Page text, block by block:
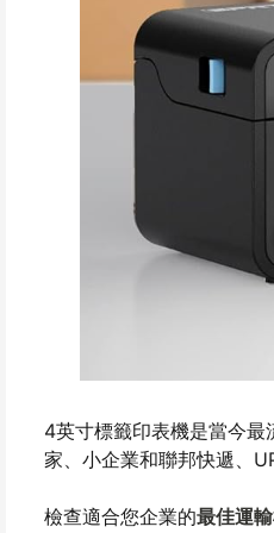
4英寸標籤印表機是當今
家、小企業和聯邦快遞、
檢查適合您企業的最佳運